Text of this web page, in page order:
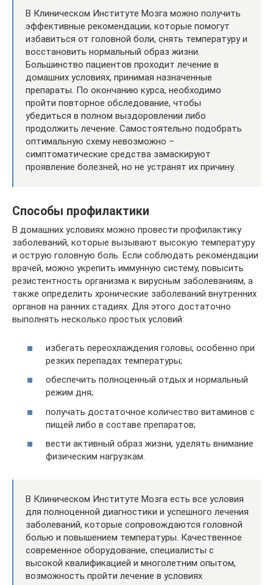
В Клиническом Институте Мозга можно получить
эффективные рекомендации, которые помогут
избавиться от головной боли, снять температуру и
восстановить нормальный образ жизни.
Большинство пациентов проходит лечение в
домашних условиях, принимая назначенные
препараты. По окончанию курса, необходимо
пройти повторное обследование, чтобы
убедиться в полном выздоровлении либо
продолжить лечение. Самостоятельно подобрать
оптимальную схему невозможно –
симптоматические средства замаскируют
проявление болезней, но не устранят их причину.
Способы профилактики
В домашних условиях можно провести профилактику
заболеваний, которые вызывают высокую температуру
и острую головную боль. Если соблюдать рекомендации
врачей, можно укрепить иммунную систему, повысить
резистентность организма к вирусным заболеваниям, а
также определить хронические заболеваний внутренних
органов на ранних стадиях. Для этого достаточно
выполнять несколько простых условий:
избегать переохлаждения головы, особенно при
резких перепадах температуры;
обеспечить полноценный отдых и нормальный
режим дня;
получать достаточное количество витаминов с
пищей либо в составе препаратов;
вести активный образ жизни, уделять внимание
физическим нагрузкам.
В Клиническом Институте Мозга есть все условия
для полноценной диагностики и успешного лечения
заболеваний, которые сопровождаются головной
болью и повышением температуры. Качественное
современное оборудование, специалисты с
высокой квалификацией и многолетним опытом,
возможность пройти лечение в условиях